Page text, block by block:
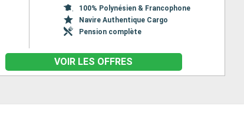
100% Polynésien & Francophone
Navire Authentique Cargo
Pension complète
VOIR LES OFFRES